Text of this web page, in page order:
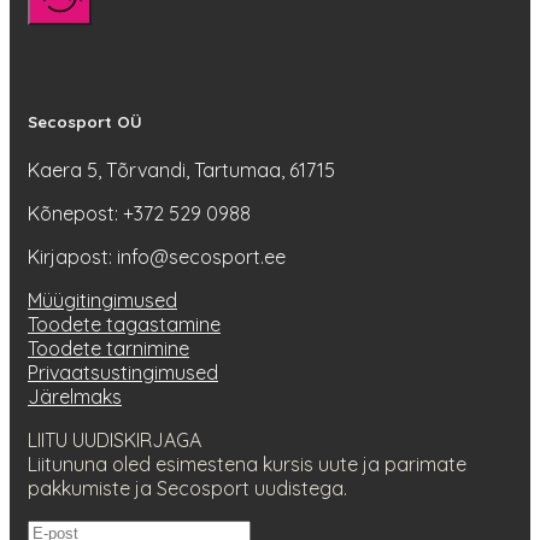
Secosport OÜ
Kaera 5, Tõrvandi, Tartumaa, 61715
Kõnepost: +372 529 0988
Kirjapost: info@secosport.ee
Müügitingimused
Toodete tagastamine
Toodete tarnimine
Privaatsustingimused
Järelmaks
LIITU UUDISKIRJAGA
Liitununa oled esimestena kursis uute ja parimate
pakkumiste ja Secosport uudistega.